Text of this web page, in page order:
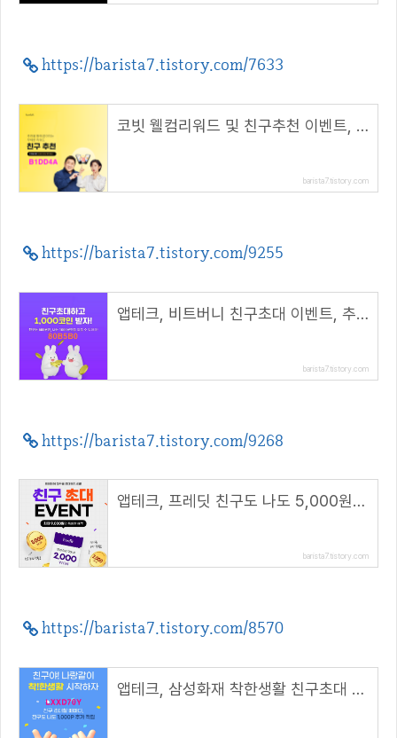
https://barista7.tistory.com/7633
코빗 웰컴리워드 및 친구추천 이벤트, 리워드 5000원!( 추천 코드 : B1DD4A )
barista7.tistory.com
https://barista7.tistory.com/9255
앱테크, 비트버니 친구초대 이벤트, 추천코드 입력하면 500코인( 추천코드 : 80B5B0 )
barista7.tistory.com
https://barista7.tistory.com/9268
앱테크, 프레딧 친구도 나도 5,000원 적립!( 추천코드 : winhunt )
barista7.tistory.com
https://barista7.tistory.com/8570
앱테크, 삼성화재 착한생활 친구초대 하면 친구도 나도 1,000P( 추천코드 : LXXD70Y )